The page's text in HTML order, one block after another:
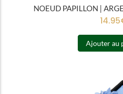
NOEUD PAPILLON |
14.95
Ajouter au